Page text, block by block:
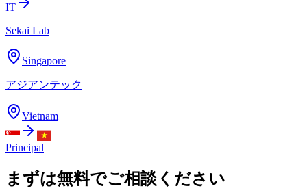
IT
Sekai Lab
Singapore
アジアンテック
Vietnam
Principal
まずは無料でご相談ください